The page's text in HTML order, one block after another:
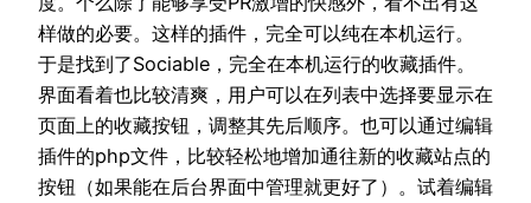
样做的必要。这样的插件，完全可以纯在本机运行。
于是找到了Sociable，完全在本机运行的收藏插件。
界面看着也比较清爽，用户可以在列表中选择要显示在
页面上的收藏按钮，调整其先后顺序。也可以通过编辑
插件的php文件，比较轻松地增加通往新的收藏站点的
按钮（如果能在后台界面中管理就更好了）。试着编辑